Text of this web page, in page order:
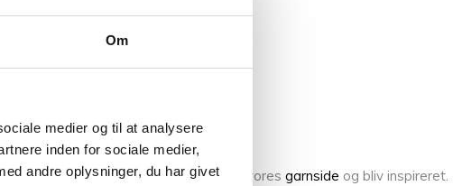
Om
medier og til at analysere
inden for sociale medier,
andre oplysninger, du har givet
og mange flere, se for eksempel vores garnside og bliv inspireret.